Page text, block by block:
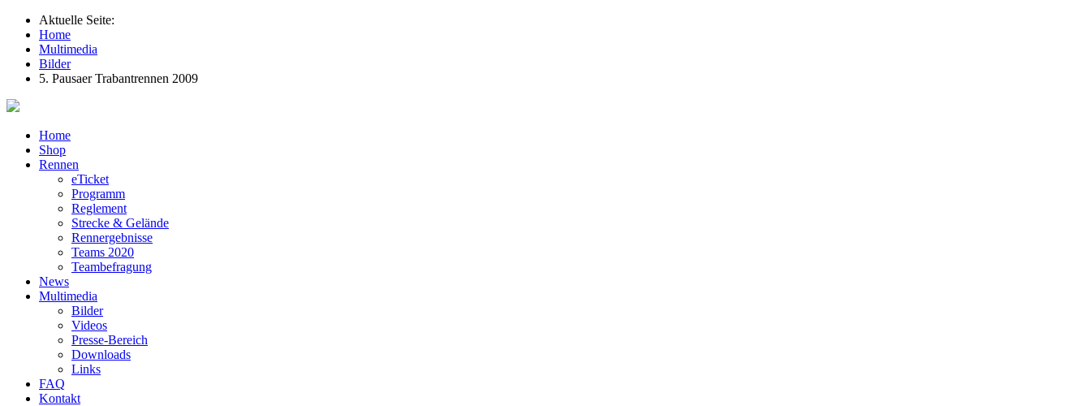
Aktuelle Seite:
Home
Multimedia
Bilder
5. Pausaer Trabantrennen 2009
Home
Shop
Rennen
eTicket
Programm
Reglement
Strecke & Gelände
Rennergebnisse
Teams 2020
Teambefragung
News
Multimedia
Bilder
Videos
Presse-Bereich
Downloads
Links
FAQ
Kontakt